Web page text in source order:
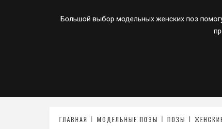
Большой выбор модельных женских поз
ГЛАВНАЯ МОДЕЛЬНЫЕ ПОЗЫ ПОЗЫ